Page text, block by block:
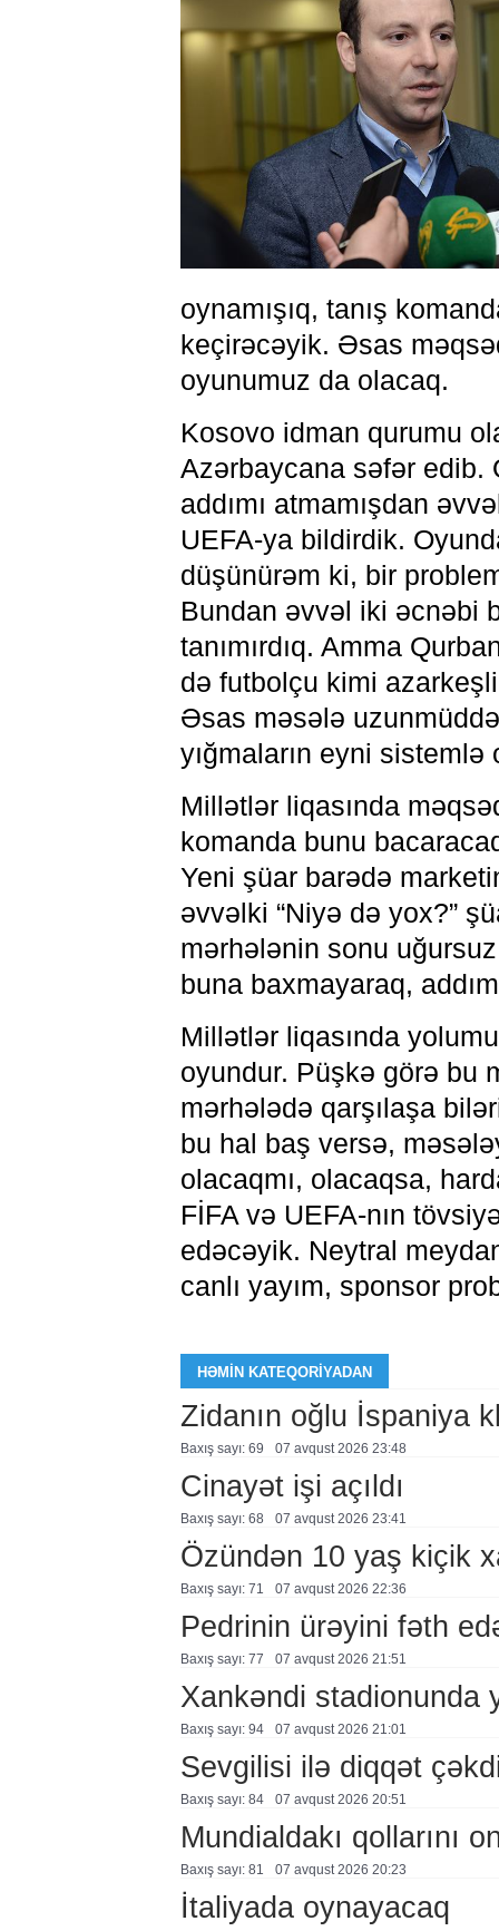
oynamışıq, tanış
keçirəcəyik. Əsas
oyunumuz da olacaq.
Kosovo idman qurumu
Azərbaycana səfər edib.
addımı atmamışdan
UEFA-ya bildirdik.
düşünürəm ki, bir
Bundan əvvəl iki əcnəbi
tanımırdıq. Amma
də futbolçu kimi
Əsas məsələ
yığmaların eyni sistemlə
Millətlər liqasında
komanda bunu
Yeni şüar barədə
əvvəlki “Niyə də yox?”
mərhələnin sonu
buna baxmayaraq,
Millətlər liqasında
oyundur. Püşkə görə bu
mərhələdə qarşılaşa
bu hal baş versə,
olacaqmı, olacaqsa,
FİFA və UEFA-nın
edəcəyik. Neytral
canlı yayım, sponsor
HƏMIN KATEQORIYADAN
Zidanın oğlu İspaniya
Baxış sayı: 69 07 avqust 2026 23:48
Cinayət işi açıldı
Baxış sayı: 68 07 avqust 2026 23:41
Özündən 10 yaş kiçik
Baxış sayı: 71 07 avqust 2026 22:36
Pedrinin ürəyini fəth
Baxış sayı: 77 07 avqust 2026 21:51
Xankəndi stadionunda
Baxış sayı: 94 07 avqust 2026 21:01
Sevgilisi ilə diqqət
Baxış sayı: 84 07 avqust 2026 20:51
Mundialdakı qollarını
Baxış sayı: 81 07 avqust 2026 20:23
İtaliyada oynayacaq